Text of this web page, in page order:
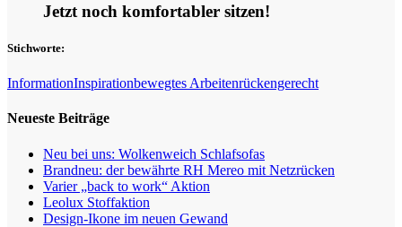
Jetzt noch komfortabler sitzen!
Stichworte:
InformationInspirationbewegtes Arbeitenrückengerecht
Neueste Beiträge
Neu bei uns: Wolkenweich Schlafsofas
Brandneu: der bewährte RH Mereo mit Netzrücken
Varier „back to work“ Aktion
Leolux Stoffaktion
Design-Ikone im neuen Gewand